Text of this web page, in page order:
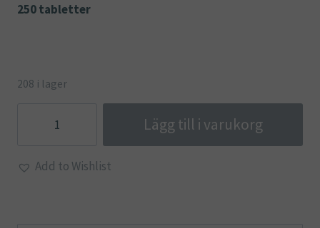
250 tabletter
208 i lager
Ishavsalger
Lägg till i varukorg
Add to Wishlist